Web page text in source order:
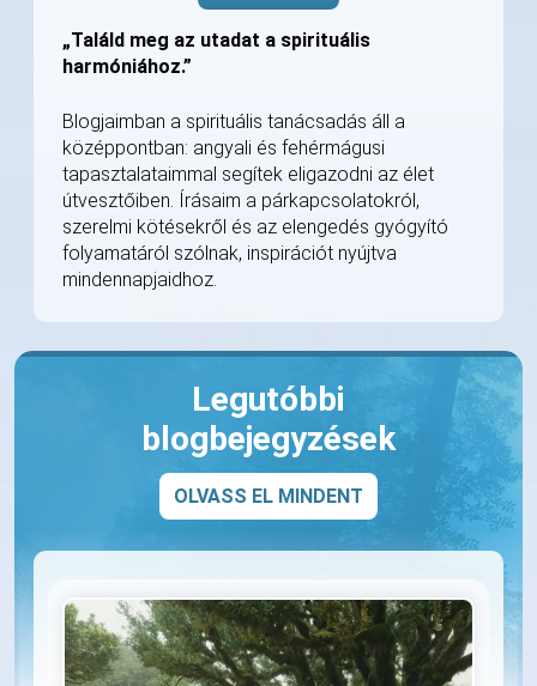
„Találd meg az utadat a spirituális
harmóniához.”
Blogjaimban a spirituális tanácsadás áll a
középpontban: angyali és fehérmágusi
tapasztalataimmal segítek eligazodni az élet
útvesztőiben. Írásaim a párkapcsolatokról,
szerelmi kötésekről és az elengedés gyógyító
folyamatáról szólnak, inspirációt nyújtva
mindennapjaidhoz.
Legutóbbi
blogbejegyzések
OLVASS EL MINDENT